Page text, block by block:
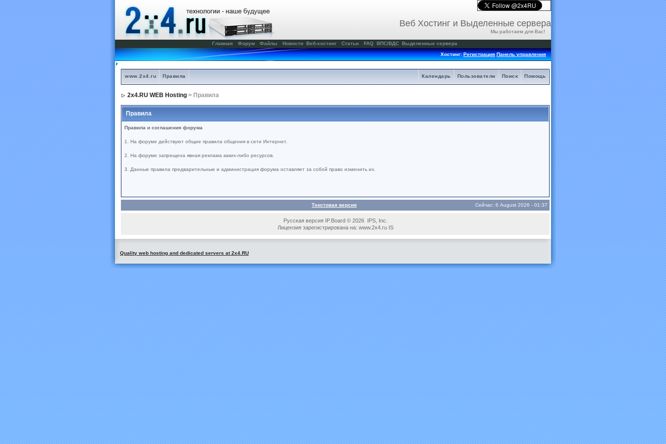
Веб Хостинг и Выделенные сервера
Мы работаем для Вас!
Главная Форум Файлы Новости Веб-хостинг Статьи FAQ ВПС/ВДС Выделенные сервера
Хостинг:Регистрация Панель управления
www.2x4.ru Правила Помощь
Поиск
Пользователи
Календарь
2x4.RU WEB Hosting > Правила
Правила
Правила и соглашения форума
1. На форуме действуют общие правила общения в сети Интернет.
2. На форуме запрещена явная реклама каких-либо ресурсов.
3. Данные правила предварительные и администрация форума оставляет за собой право изменить их.
Текстовая версия Сейчас: 6 August 2026 - 01:37
Русская версия IP.Board © 2026 IPS, Inc.
Лицензия зарегистрирована на: www.2x4.ru IS
Quality web hosting and dedicated servers at 2x4.RU